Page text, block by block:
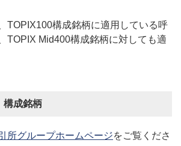
TOPIX100構成銘柄に適用している呼
TOPIX Mid400構成銘柄に対しても適
成銘柄
所グループホームページをご覧くださ